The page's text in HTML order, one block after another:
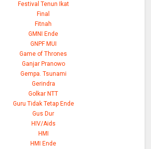
Festival Tenun Ikat
Final
Fitnah
GMNI Ende
GNPF MUI
Game of Thrones
Ganjar Pranowo
Gempa. Tsunami
Gerindra
Golkar NTT
Guru Tidak Tetap Ende
Gus Dur
HIV/Aids
HMI
HMI Ende